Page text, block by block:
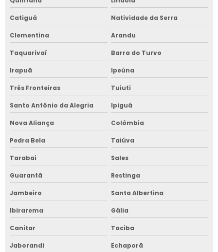
Catiguá Natividade da Serra
Clementina Arandu
Taquarivaí Barra do Turvo
Irapuã Ipeúna
Três Fronteiras Tuiuti
Santo Antônio da Alegria Ipiguá
Nova Aliança Colômbia
Pedra Bela Taiúva
Tarabai Sales
Guarantã Restinga
Jambeiro Santa Albertina
Ibirarema Gália
Canitar Taciba
Jaborandi Echaporã